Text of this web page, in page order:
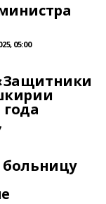
05:00
больницу